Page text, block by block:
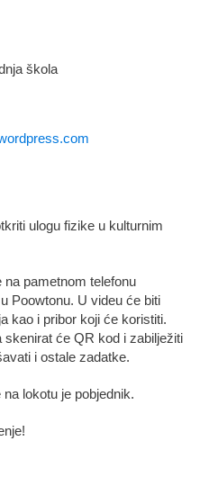
škola
ulogu fizike u kulturnim
pametnom telefonu
Poowtonu. U videu će biti
kao i pribor koji će koristiti.
skenirat će QR kod i zabilježiti
i ostale zadatke.
lokotu je pobjednik.